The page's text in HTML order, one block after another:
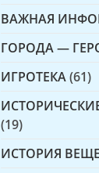
ВАЖНАЯ
ГОРОДА —
ИГРОТЕКА(61)
(19)
ИСТОРИЯ